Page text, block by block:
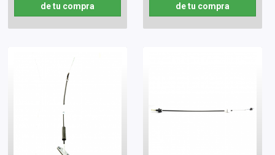
de tu compra
de tu compra